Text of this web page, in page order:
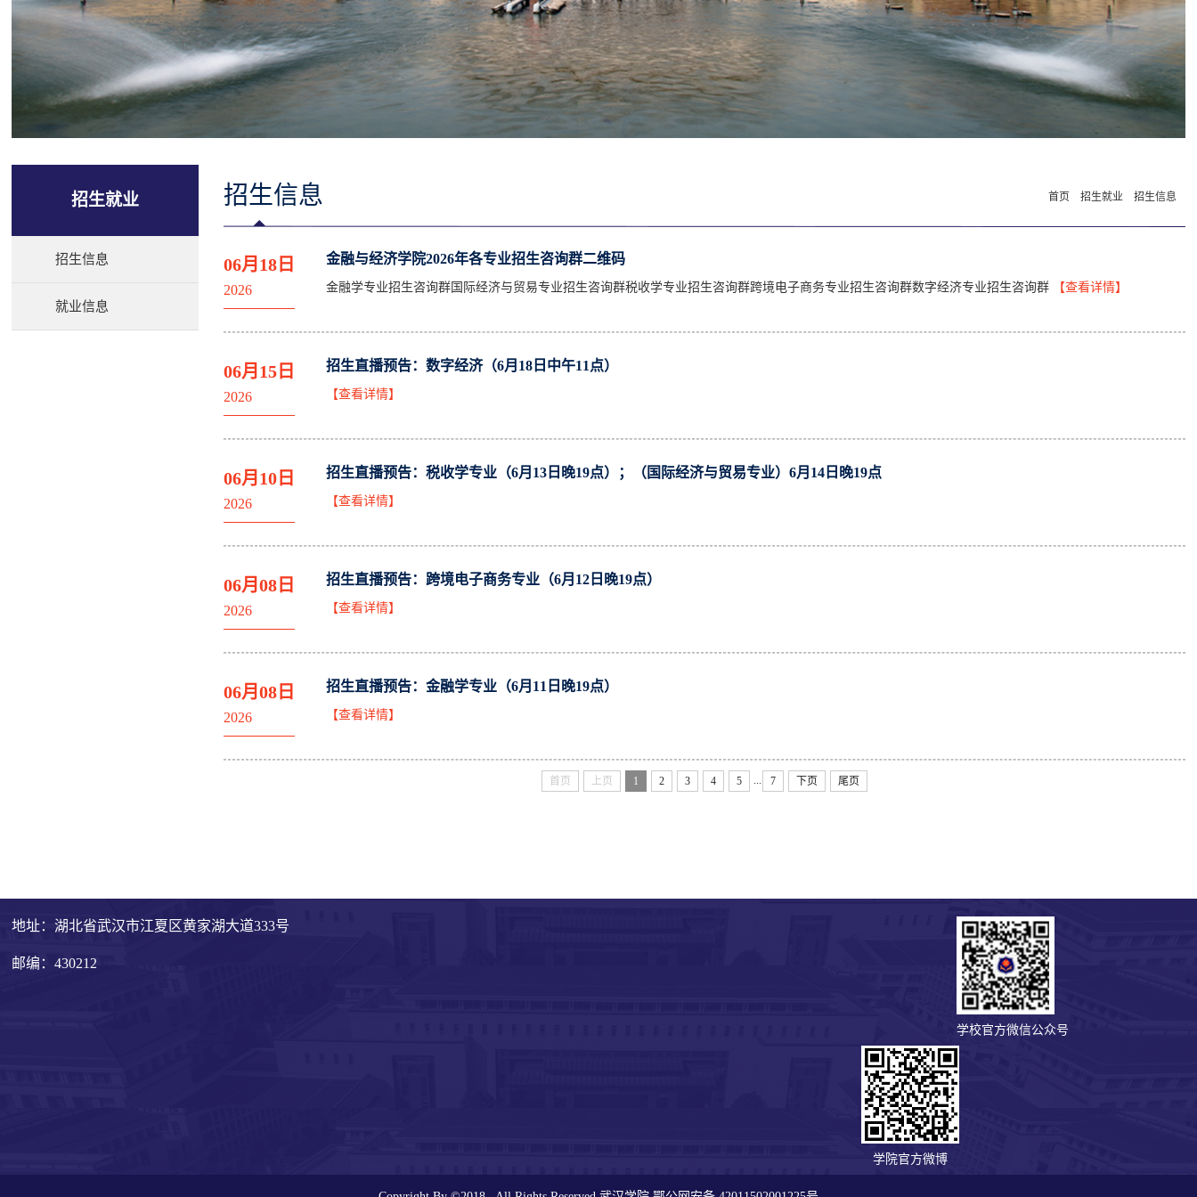
招生就业
招生信息
就业信息
招生信息 首页 招生就业 招生信息
06月18日
2026
金融与经济学院2026年各专业招生咨询群二维码
金融学专业招生咨询群国际经济与贸易专业招生咨询群税收学专业招生咨询群跨境电子商务专业招生咨询群数字经济专业招生咨询群 【查看详情】
06月15日
2026
招生直播预告：数字经济（6月18日中午11点）
【查看详情】
06月10日
2026
招生直播预告：税收学专业（6月13日晚19点）；（国际经济与贸易专业）6月14日晚19点
【查看详情】
06月08日
2026
招生直播预告：跨境电子商务专业（6月12日晚19点）
【查看详情】
06月08日
2026
招生直播预告：金融学专业（6月11日晚19点）
【查看详情】
首页 上页 1 2 3 4 5 ... 7 下页 尾页
地址：湖北省武汉市江夏区黄家湖大道333号
邮编：430212
学校官方微信公众号
学院官方微博